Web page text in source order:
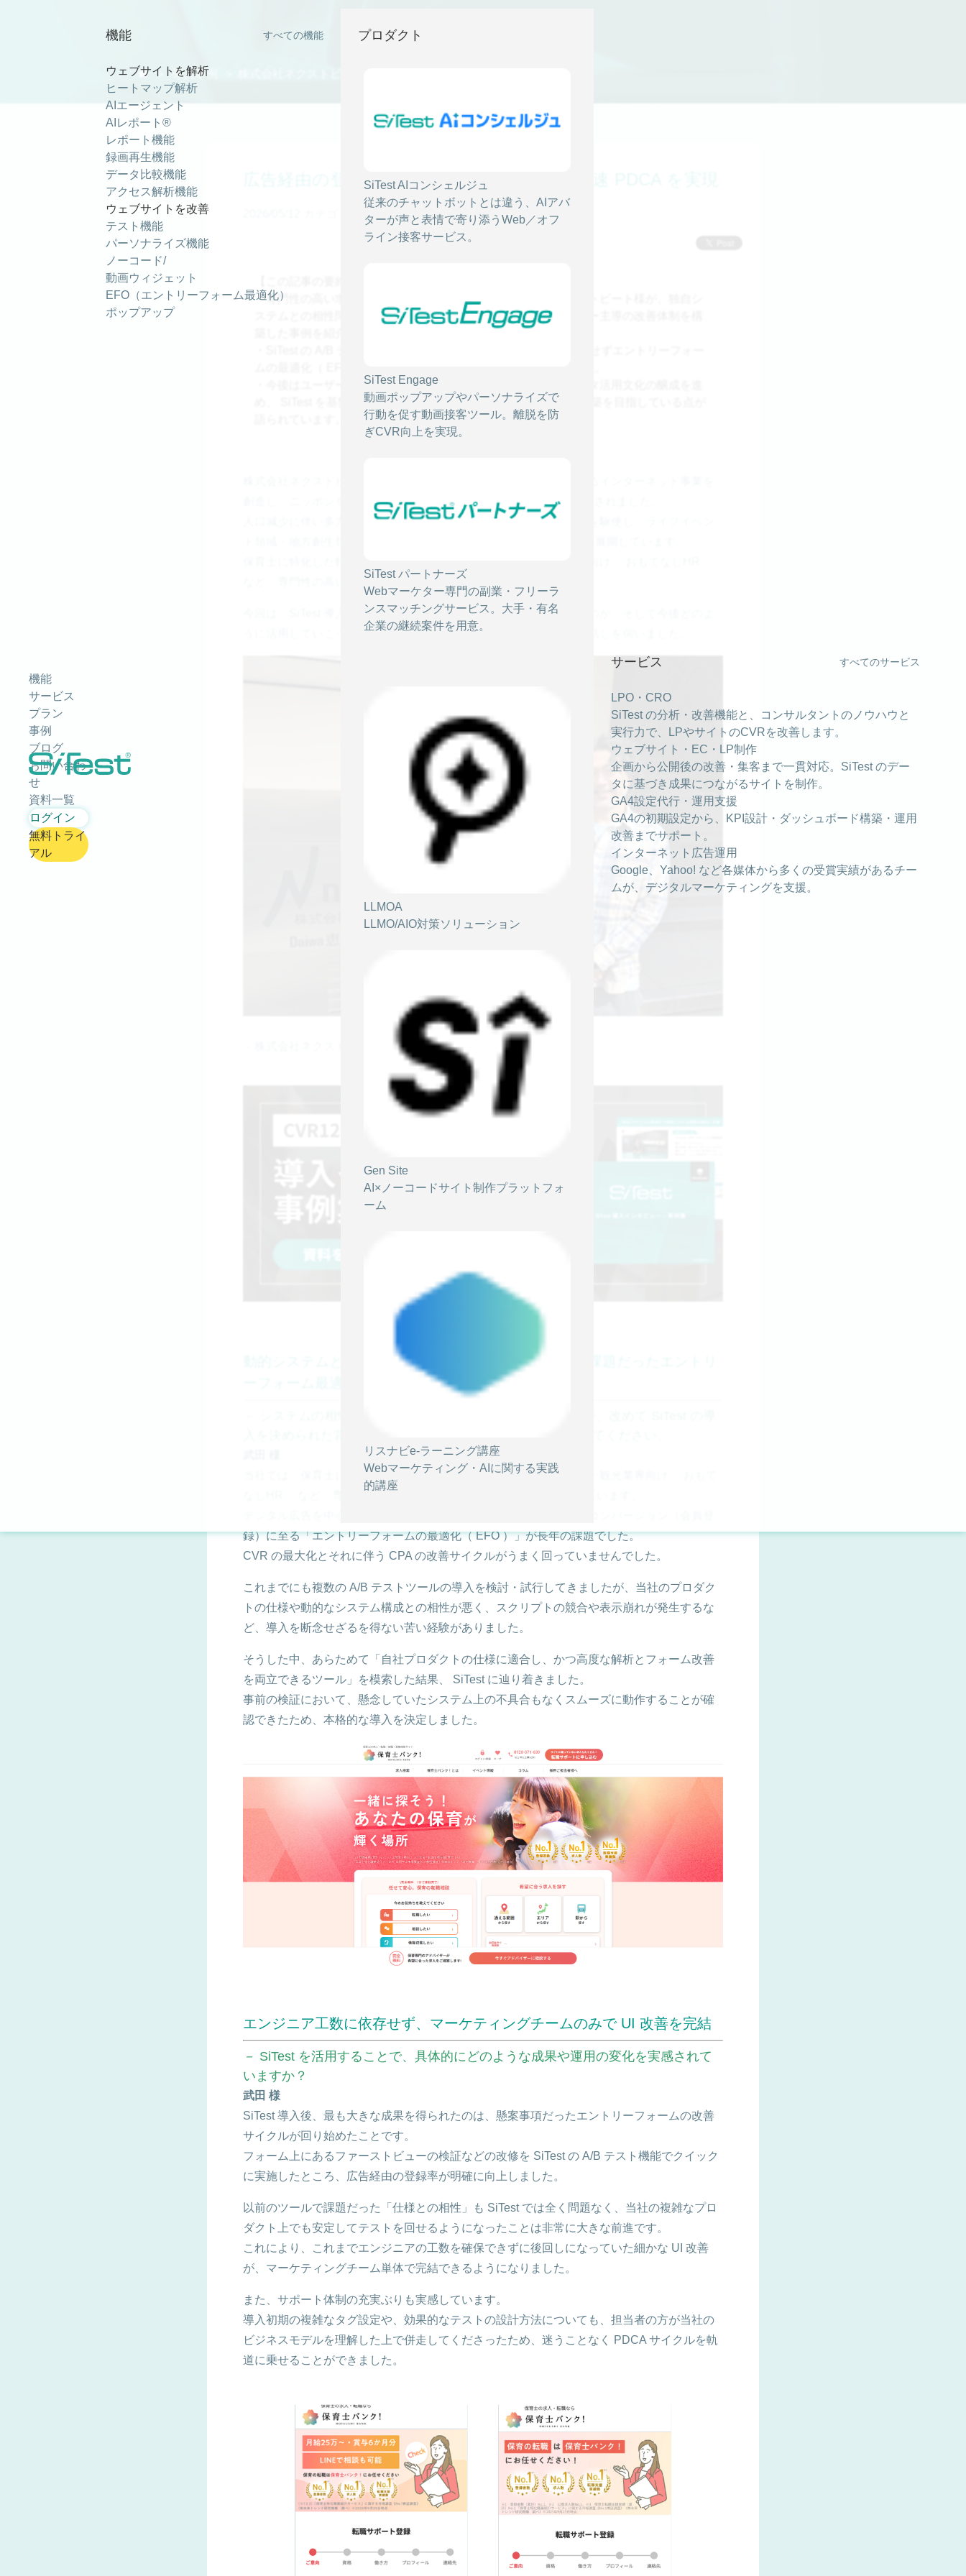
機能
サービス
プラン
事例
ブログ
お問い合わ
せ
資料一覧
ログイン
無料トライ
アル
機能 すべての機能
ウェブサイトを解析
ヒートマップ解析
AIエージェント
AIレポート®
レポート機能
録画再生機能
データ比較機能
アクセス解析機能
ウェブサイトを改善
テスト機能
パーソナライズ機能
ノーコード/
動画ウィジェット
EFO（エントリーフォーム最適化）
ポップアップ
プロダクト
SiTest AIコンシェルジュ
従来のチャットボットとは違う、AIアバ
ターが声と表情で寄り添うWeb／オフ
ライン接客サービス。
SiTest Engage
動画ポップアップやパーソナライズで
行動を促す動画接客ツール。離脱を防
ぎCVR向上を実現。
SiTest パートナーズ
Webマーケター専門の副業・フリーラ
ンスマッチングサービス。大手・有名
企業の継続案件を用意。
LLMOA
LLMO/AIO対策ソリューション
Gen Site
AI×ノーコードサイト制作プラットフォ
ーム
リスナビe-ラーニング講座
Webマーケティング・AIに関する実践
的講座
サービス すべてのサービス
LPO・CRO
SiTest の分析・改善機能と、コンサルタントのノウハウと
実行力で、LPやサイトのCVRを改善します。
ウェブサイト・EC・LP制作
企画から公開後の改善・集客まで一貫対応。SiTest のデー
タに基づき成果につながるサイトを制作。
GA4設定代行・運用支援
GA4の初期設定から、KPI設計・ダッシュボード構築・運用
改善までサポート。
インターネット広告運用
Google、Yahoo! など各媒体から多くの受賞実績があるチー
ムが、デジタルマーケティングを支援。
 ＞ 導入事例
広告経由の登録率向上とマーケター主導の高速 PDCA を実現
A/Bテスト, EFO
・専門性の高い求人プラットフォームを展開する株式会社ネクストビート様が、独自シ
ステムとの相性問題によるツール導入の停滞を打破し、マーケター主導の改善体制を構
・今後はユーザー属性に応じたパーソナライズ化や全社的なデータ活用文化の醸成を進
め、 SiTest を基盤とした「一人ひとりに最適なウェブ体験」の構築を目指している点が
創造し、ニッポンを元気にする」という理念を掲げ、 2013年に創業されました。
人口減少に伴い多方面に広がる社会課題に対し、テクノロジーの力を駆使し、ライフイベン
など、専門性の高い求人プラットフォームを複数運営しています。
今回は、SiTest 導入の背景、導入によってどのような改善があったのか、そして今後どのよ
うに活用していこうとお考えなのかについて、担当者の武田様にお話しを伺いました。
－株式会社ネクストビート 武田様
動的システムとの相性や安定性の課題を克服、長年の課題だったエントリ
当社では、保育士に特化した転職支援「保育士バンク！」や、宿泊・観光業界向け「 おもて
録）に至る「エントリーフォームの最適化（ EFO ）」が長年の課題でした。
CVR の最大化とそれに伴う CPA の改善サイクルがうまく回っていませんでした。
これまでにも複数の A/B テストツールの導入を検討・試行してきましたが、当社のプロダク
トの仕様や動的なシステム構成との相性が悪く、スクリプトの競合や表示崩れが発生するな
ど、導入を断念せざるを得ない苦い経験がありました。
そうした中、あらためて「自社プロダクトの仕様に適合し、かつ高度な解析とフォーム改善
を両立できるツール」を模索した結果、 SiTest に辿り着きました。
事前の検証において、懸念していたシステム上の不具合もなくスムーズに動作することが確
認できたため、本格的な導入を決定しました。
エンジニア工数に依存せず、マーケティングチームのみで UI 改善を完結
－ SiTest を活用することで、具体的にどのような成果や運用の変化を実感されて
いますか？
武田 様
SiTest 導入後、最も大きな成果を得られたのは、懸案事項だったエントリーフォームの改善
サイクルが回り始めたことです。
フォーム上にあるファーストビューの検証などの改修を SiTest の A/B テスト機能でクイック
に実施したところ、広告経由の登録率が明確に向上しました。
以前のツールで課題だった「仕様との相性」も SiTest では全く問題なく、当社の複雑なプロ
ダクト上でも安定してテストを回せるようになったことは非常に大きな前進です。
これにより、これまでエンジニアの工数を確保できずに後回しになっていた細かな UI 改善
が、マーケティングチーム単体で完結できるようになりました。
また、サポート体制の充実ぶりも実感しています。
導入初期の複雑なタグ設定や、効果的なテストの設計方法についても、担当者の方が当社の
ビジネスモデルを理解した上で併走してくださったため、迷うことなく PDCA サイクルを軌
道に乗せることができました。